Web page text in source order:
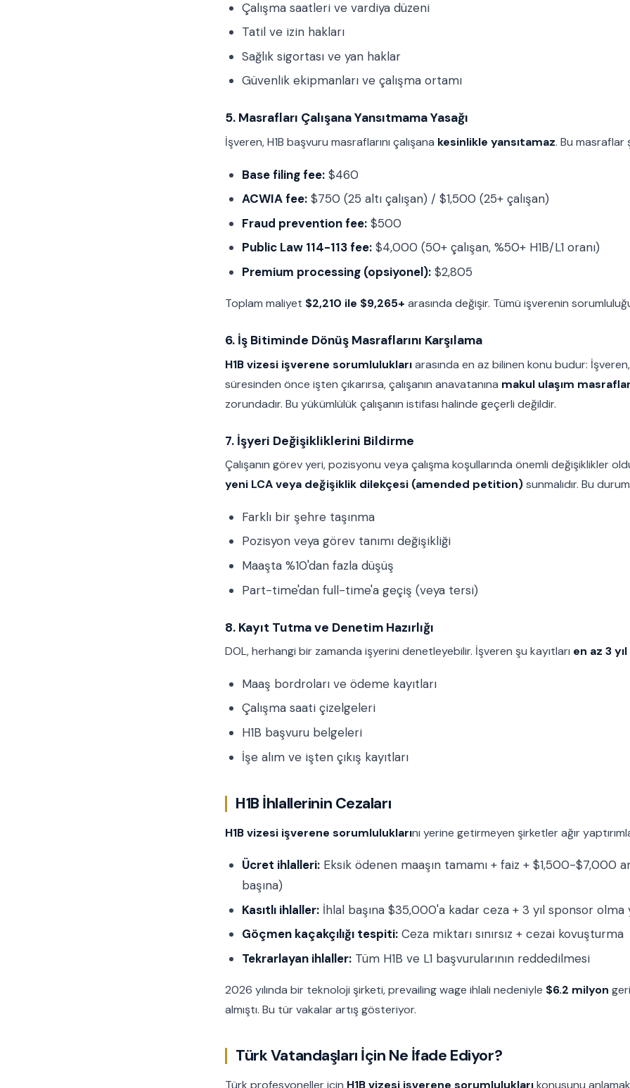
Çalışma saatleri ve vardiya düzeni
Tatil ve izin hakları
Sağlık sigortası ve yan haklar
Güvenlik ekipmanları ve çalışma ortamı
5. Masrafları Çalışana Yansıtmama Yasağı
İşveren, H1B başvuru masraflarını çalışana kesinlikle yansıtamaz. Bu masraflar
Base filing fee: $460
ACWIA fee: $750 (25 altı çalışan) / $1,500 (25+ çalışan)
Fraud prevention fee: $500
Public Law 114-113 fee: $4,000 (50+ çalışan, %50+ H1B/L1 oranı)
Premium processing (opsiyonel): $2,805
Toplam maliyet $2,210 ile $9,265+ arasında değişir. Tümü işverenin
6. İş Bitiminde Dönüş Masraflarını Karşılama
H1B vizesi işverene sorumluluklarıarasında en az bilinen konu budur: İşveren,
süresinden önce işten çıkarırsa, çalışanın anavatanına makul ulaşım
zorundadır. Bu yükümlülük çalışanın istifası halinde geçerli değildir.
7. İşyeri Değişikliklerini Bildirme
Çalışanın görev yeri, pozisyonu veya çalışma koşullarında önemli değişiklikler
yeni LCA veya değişiklik dilekçesi (amended petition)sunmalıdır. Bu
Farklı bir şehre taşınma
Pozisyon veya görev tanımı değişikliği
Maaşta %10'dan fazla düşüş
Part-time'dan full-time'a geçiş (veya tersi)
8. Kayıt Tutma ve Denetim Hazırlığı
DOL, herhangi bir zamanda işyerini denetleyebilir. İşveren şu kayıtları en az 3 yıl
Maaş bordroları ve ödeme kayıtları
Çalışma saati çizelgeleri
H1B başvuru belgeleri
İşe alım ve işten çıkış kayıtları
H1B İhlallerinin Cezaları
H1B vizesi işverene sorumluluklarını yerine getirmeyen şirketler ağır
Ücret ihlalleri: Eksik ödenen maaşın tamamı + faiz + $1,500-$7,000
başına)
Kasıtlı ihlaller: İhlal başına $35,000'a kadar ceza + 3 yıl sponsor olma
Göçmen kaçakçılığı tespiti: Ceza miktarı sınırsız + cezai kovuşturma
Tekrarlayan ihlaller: Tüm H1B ve L1 başvurularının reddedilmesi
2026 yılında bir teknoloji şirketi, prevailing wage ihlali nedeniyle $6.2 milyon
almıştı. Bu tür vakalar artış gösteriyor.
Türk Vatandaşları İçin Ne İfade Ediyor?
Türk profesyoneller için H1B vizesi işverene sorumluluklarıkonusunu